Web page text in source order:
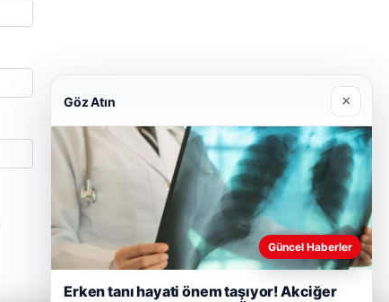
Göz Atın ×
Güncel Haberler
Erken tanı hayati önem taşıyor! Akciğer